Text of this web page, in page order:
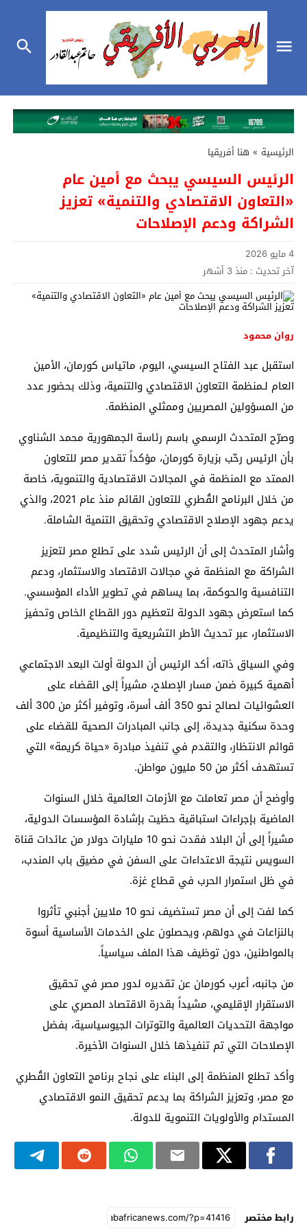
الرئيسية » هنا أفريقيا
الرئيس السيسي يبحث مع أمين عام
«التعاون الاقتصادي والتنمية» تعزيز
الشراكة ودعم الإصلاحات
4 مايو 2026
آخر تحديث : منذ 3 أشهر
روان محمود
استقبل عبد الفتاح السيسي، اليوم، ماتياس كورمان، الأمين
العام لـمنظمة التعاون الاقتصادي والتنمية، وذلك بحضور عدد
من المسؤولين المصريين وممثلي المنظمة.
وصرّح المتحدث الرسمي باسم رئاسة الجمهورية محمد الشناوي
بأن الرئيس رحّب بزيارة كورمان، مؤكداً تقدير مصر للتعاون
الممتد مع المنظمة في المجالات الاقتصادية والتنموية، خاصة
من خلال البرنامج القُطري للتعاون القائم منذ عام 2021، والذي
يدعم جهود الإصلاح الاقتصادي وتحقيق التنمية الشاملة.
وأشار المتحدث إلى أن الرئيس شدد على تطلع مصر لتعزيز
الشراكة مع المنظمة في مجالات الاقتصاد والاستثمار، ودعم
التنافسية والحوكمة، بما يساهم في تطوير الأداء المؤسسي.
كما استعرض جهود الدولة لتعظيم دور القطاع الخاص وتحفيز
الاستثمار، عبر تحديث الأطر التشريعية والتنظيمية.
وفي السياق ذاته، أكد الرئيس أن الدولة أولت البعد الاجتماعي
أهمية كبيرة ضمن مسار الإصلاح، مشيراً إلى القضاء على
العشوائيات لصالح نحو 350 ألف أسرة، وتوفير أكثر من 300 ألف
وحدة سكنية جديدة، إلى جانب المبادرات الصحية للقضاء على
قوائم الانتظار، والتقدم في تنفيذ مبادرة «حياة كريمة» التي
تستهدف أكثر من 50 مليون مواطن.
وأوضح أن مصر تعاملت مع الأزمات العالمية خلال السنوات
الماضية بإجراءات استباقية حظيت بإشادة المؤسسات الدولية،
مشيراً إلى أن البلاد فقدت نحو 10 مليارات دولار من عائدات
قناة
السويس نتيجة الاعتداءات على السفن في مضيق باب المندب،
في ظل استمرار الحرب في قطاع غزة.
كما لفت إلى أن مصر تستضيف نحو 10 ملايين أجنبي تأثروا
بالنزاعات في دولهم، ويحصلون على الخدمات الأساسية أسوة
بالمواطنين، دون توظيف هذا الملف سياسياً.
من جانبه، أعرب كورمان عن تقديره لدور مصر في تحقيق
الاستقرار الإقليمي، مشيداً بقدرة الاقتصاد المصري على
مواجهة التحديات العالمية والتوترات الجيوسياسية، بفضل
الإصلاحات التي تم تنفيذها خلال السنوات الأخيرة.
وأكد تطلع المنظمة إلى البناء على نجاح برنامج التعاون القُطري
مع مصر، وتعزيز الشراكة بما يدعم تحقيق النمو الاقتصادي
المستدام والأولويات التنموية للدولة.
رابط مختصر